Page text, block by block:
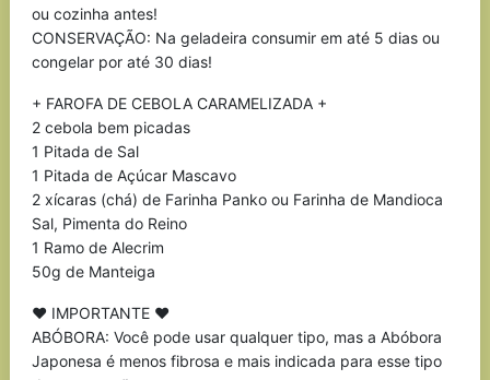
ou cozinha antes!
CONSERVAÇÃO: Na geladeira consumir em até 5 dias ou
congelar por até 30 dias!
+ FAROFA DE CEBOLA CARAMELIZADA +
2 cebola bem picadas
1 Pitada de Sal
1 Pitada de Açúcar Mascavo
2 xícaras (chá) de Farinha Panko ou Farinha de Mandioca
Sal, Pimenta do Reino
1 Ramo de Alecrim
50g de Manteiga
♥ IMPORTANTE ♥
ABÓBORA: Você pode usar qualquer tipo, mas a Abóbora
Japonesa é menos fibrosa e mais indicada para esse tipo